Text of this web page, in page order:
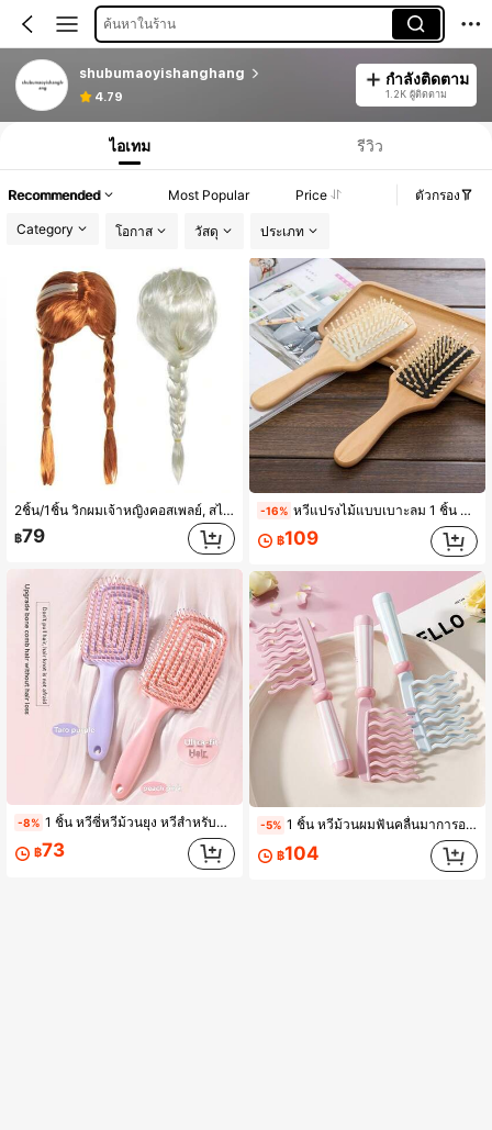
ค้นหาในร้าน
shubumaoyishanghang
4.79
กำลังติดตาม
1.2K ผู้ติดตาม
ไอเทม รีวิว
Recommended Most Popular Price ตัวกรอง
Category โอกาส วัสดุ ประเภท
2ชิ้น/1ชิ้น วิกผมเจ้าหญิงคอสเพลย์, สไตล์ถักเปียสีเบจผจญภัย, ชุดผมเจ้าหญิงเต็มชุด, หางม้าเดี่ยว, อุปกรณ์ปาร์ตี้, อุปกรณ์ปาร์ตี้สาวโสด, ของขวัญอีสเตอร์, ฮาโลวีน, วิกชุดปาร์ตี้คริสต์มาส, อุปกรณ์การแสดงบนเวที
฿79
-8% 1 ชิ้น หวีซี่หวีม้วนยุง หวีสำหรับผู้หญิง ใช้ในบ้าน หวีผมฟูสูง หวีมวลผม หวีดีไซน์กลวง เหมาะสำหรับห้องน้ำ ห้องนอน การเดินทาง ของขวัญที่สมบูรณ์แบบสำหรับเพื่อน
฿73
-16% หวีแปรงไม้แบบเบาะลม 1 ชิ้น หวีจัดแต่งทรงผมกันไฟฟ้าสถิต หวีแปรงขนาดใหญ่สำหรับผมตรง เหมาะสำหรับห้องนอน ห้องน้ำ ห้องพัก ของขวัญที่เหมาะสำหรับเพื่อน
฿109
-5% 1 ชิ้น หวีม้วนผมฟันคลื่นมาการอง หวีฟันกว้างฟันใหญ่สำหรับดัดผม หวีป้องกันผมพันกันทำให้ผมเรียบและเพิ่มปริมาณผม หวีจัดทรงที่บ้าน หวีม้วนผมฟันคลื่นสองแถวพร้อมด้ามจับ หวีมัสสาจหนังศีรษะ หวีม้วนผมเพิ่มปริมาณป้องกันไฟฟ้าสถิตสำหรับร้านทำผม
฿104